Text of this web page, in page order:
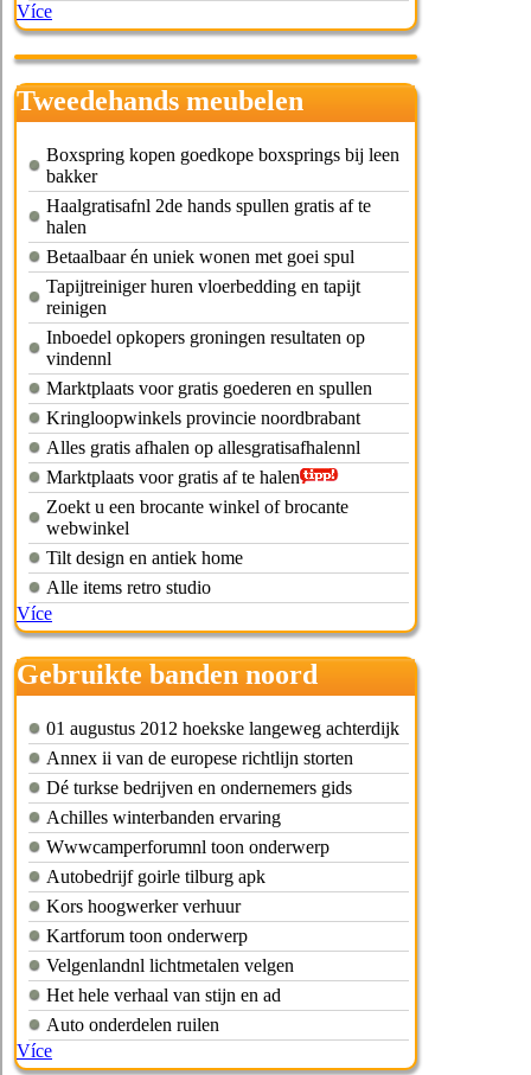
Více
Tweedehands meubelen
helmond
Boxspring kopen goedkope boxsprings bij leen
bakker
Haalgratisafnl 2de hands spullen gratis af te
halen
Betaalbaar én uniek wonen met goei spul
Tapijtreiniger huren vloerbedding en tapijt
reinigen
Inboedel opkopers groningen resultaten op
vindennl
Marktplaats voor gratis goederen en spullen
Kringloopwinkels provincie noordbrabant
Alles gratis afhalen op allesgratisafhalennl
Marktplaats voor gratis af te halen
Zoekt u een brocante winkel of brocante
webwinkel
Tilt design en antiek home
Alle items retro studio
Více
Gebruikte banden noord
brabant
01 augustus 2012 hoekske langeweg achterdijk
Annex ii van de europese richtlijn storten
Dé turkse bedrijven en ondernemers gids
Achilles winterbanden ervaring
Wwwcamperforumnl toon onderwerp
Autobedrijf goirle tilburg apk
Kors hoogwerker verhuur
Kartforum toon onderwerp
Velgenlandnl lichtmetalen velgen
Het hele verhaal van stijn en ad
Auto onderdelen ruilen
Více